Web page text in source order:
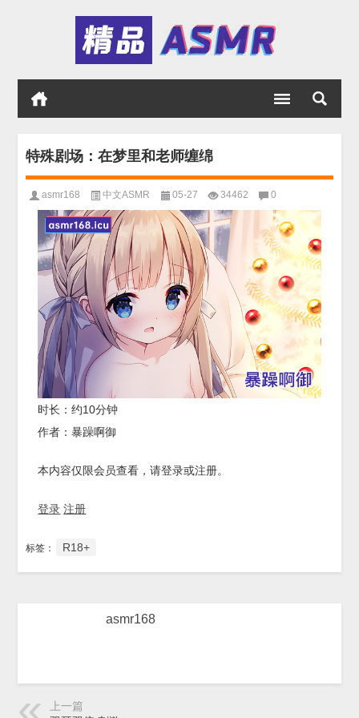
特殊剧场：在梦里和老师缠绵
asmr168 中文ASMR 05-27 34462 0
时长：约10分钟
作者：暴躁啊御
本内容仅限会员查看，请登录或注册。
登录 注册
标签： R18+
asmr168
上一篇